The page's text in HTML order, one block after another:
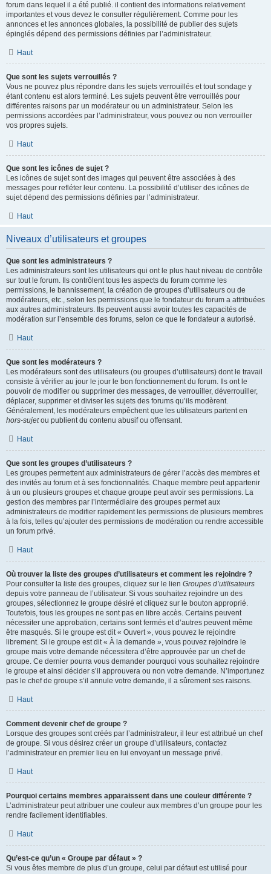
forum dans lequel il a été publié. il contient des informations relativement
importantes et vous devez le consulter régulièrement. Comme pour les
annonces et les annonces globales, la possibilité de publier des sujets
épinglés dépend des permissions définies par l’administrateur.
Haut
Que sont les sujets verrouillés ?
Vous ne pouvez plus répondre dans les sujets verrouillés et tout sondage y
étant contenu est alors terminé. Les sujets peuvent être verrouillés pour
différentes raisons par un modérateur ou un administrateur. Selon les
permissions accordées par l’administrateur, vous pouvez ou non verrouiller
vos propres sujets.
Haut
Que sont les icônes de sujet ?
Les icônes de sujet sont des images qui peuvent être associées à des
messages pour refléter leur contenu. La possibilité d’utiliser des icônes de
sujet dépend des permissions définies par l’administrateur.
Haut
Niveaux d’utilisateurs et groupes
Que sont les administrateurs ?
Les administrateurs sont les utilisateurs qui ont le plus haut niveau de contrôle
sur tout le forum. Ils contrôlent tous les aspects du forum comme les
permissions, le bannissement, la création de groupes d’utilisateurs ou de
modérateurs, etc., selon les permissions que le fondateur du forum a attribuées
aux autres administrateurs. Ils peuvent aussi avoir toutes les capacités de
modération sur l’ensemble des forums, selon ce que le fondateur a autorisé.
Haut
Que sont les modérateurs ?
Les modérateurs sont des utilisateurs (ou groupes d’utilisateurs) dont le travail
consiste à vérifier au jour le jour le bon fonctionnement du forum. Ils ont le
pouvoir de modifier ou supprimer des messages, de verrouiller, déverrouiller,
déplacer, supprimer et diviser les sujets des forums qu’ils modèrent.
Généralement, les modérateurs empêchent que les utilisateurs partent en
hors-sujetou publient du contenu abusif ou offensant.
Haut
Que sont les groupes d’utilisateurs ?
Les groupes permettent aux administrateurs de gérer l’accès des membres et
des invités au forum et à ses fonctionnalités. Chaque membre peut appartenir
à un ou plusieurs groupes et chaque groupe peut avoir ses permissions. La
gestion des membres par l’intermédiaire des groupes permet aux
administrateurs de modifier rapidement les permissions de plusieurs membres
à la fois, telles qu’ajouter des permissions de modération ou rendre accessible
un forum privé.
Haut
Où trouver la liste des groupes d’utilisateurs et comment les rejoindre ?
Pour consulter la liste des groupes, cliquez sur le lien Groupes d’utilisateurs
depuis votre panneau de l’utilisateur. Si vous souhaitez rejoindre un des
groupes, sélectionnez le groupe désiré et cliquez sur le bouton approprié.
Toutefois, tous les groupes ne sont pas en libre accès. Certains peuvent
nécessiter une approbation, certains sont fermés et d’autres peuvent même
être masqués. Si le groupe est dit « Ouvert », vous pouvez le rejoindre
librement. Si le groupe est dit « À la demande », vous pouvez rejoindre le
groupe mais votre demande nécessitera d’être approuvée par un chef de
groupe. Ce dernier pourra vous demander pourquoi vous souhaitez rejoindre
le groupe et ainsi décider s’il approuvera ou non votre demande. N’importunez
pas le chef de groupe s’il annule votre demande, il a sûrement ses raisons.
Haut
Comment devenir chef de groupe ?
Lorsque des groupes sont créés par l’administrateur, il leur est attribué un chef
de groupe. Si vous désirez créer un groupe d’utilisateurs, contactez
l’administrateur en premier lieu en lui envoyant un message privé.
Haut
Pourquoi certains membres apparaissent dans une couleur différente ?
L’administrateur peut attribuer une couleur aux membres d’un groupe pour les
rendre facilement identifiables.
Haut
Qu’est-ce qu’un « Groupe par défaut » ?
Si vous êtes membre de plus d’un groupe, celui par défaut est utilisé pour